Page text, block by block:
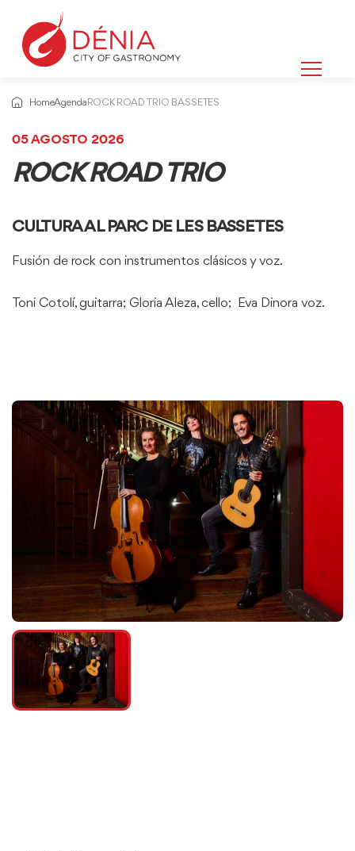
HomeAgenda ROCK ROAD TRIO BASSETES
05 AGOSTO 2026
ROCK ROAD TRIO
CULTURA AL PARC DE LES BASSETES
Fusión de rock con instrumentos clásicos y voz.
Toni Cotolí, guitarra; Gloria Aleza, cello; Eva Dinora voz.